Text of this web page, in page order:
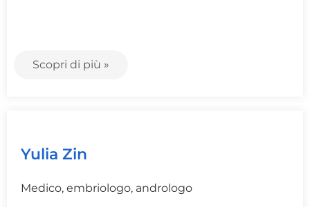
Scopri di più »
Yulia Zin
Medico, embriologo, andrologo